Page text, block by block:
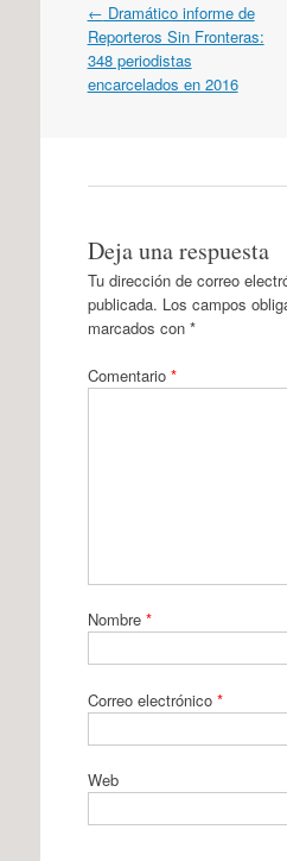
Navegación
por
artículos
← Dramático informe de
Reporteros Sin Fronteras:
348 periodistas
encarcelados en 2016
Deja una respuesta
Tu dirección de correo
publicada. Los campos
marcados con *
Comentario *
Nombre *
Correo electrónico *
Web